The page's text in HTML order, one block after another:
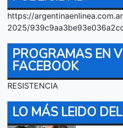
https://
2025/
PROGRAMAS EN
FACEBOOK
RESISTENCIA
LO MÁS LEIDO